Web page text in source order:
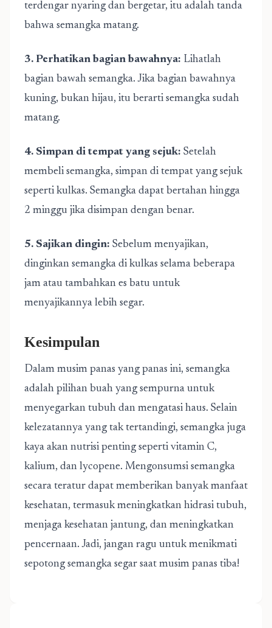
terdengar nyaring dan bergetar, itu adalah tanda
bahwa semangka matang.
3. Perhatikan bagian bawahnya: Lihatlah
bagian bawah semangka. Jika bagian bawahnya
kuning, bukan hijau, itu berarti semangka sudah
matang.
4. Simpan di tempat yang sejuk: Setelah
membeli semangka, simpan di tempat yang sejuk
seperti kulkas. Semangka dapat bertahan hingga
2 minggu jika disimpan dengan benar.
5. Sajikan dingin: Sebelum menyajikan,
dinginkan semangka di kulkas selama beberapa
jam atau tambahkan es batu untuk
menyajikannya lebih segar.
Kesimpulan
Dalam musim panas yang panas ini, semangka
adalah pilihan buah yang sempurna untuk
menyegarkan tubuh dan mengatasi haus. Selain
kelezatannya yang tak tertandingi, semangka juga
kaya akan nutrisi penting seperti vitamin C,
kalium, dan lycopene. Mengonsumsi semangka
secara teratur dapat memberikan banyak manfaat
kesehatan, termasuk meningkatkan hidrasi tubuh,
menjaga kesehatan jantung, dan meningkatkan
pencernaan. Jadi, jangan ragu untuk menikmati
sepotong semangka segar saat musim panas tiba!